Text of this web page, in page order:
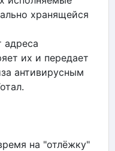
хранящейся
адреса
их и передает
антивирусным
на "отлёжку"